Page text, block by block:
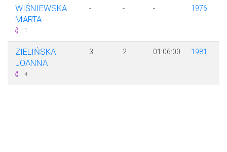
WIŚNIEWSKA
MARTA
1
- - - 1976
ZIELIŃSKA
JOANNA
4
3 2 01:06:00 1981